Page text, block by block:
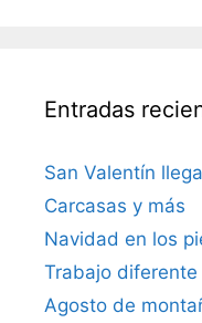
Entradas
San Valentín
Carcasas y más
Navidad en los
Trabajo
Agosto de